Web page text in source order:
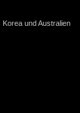
und Australien